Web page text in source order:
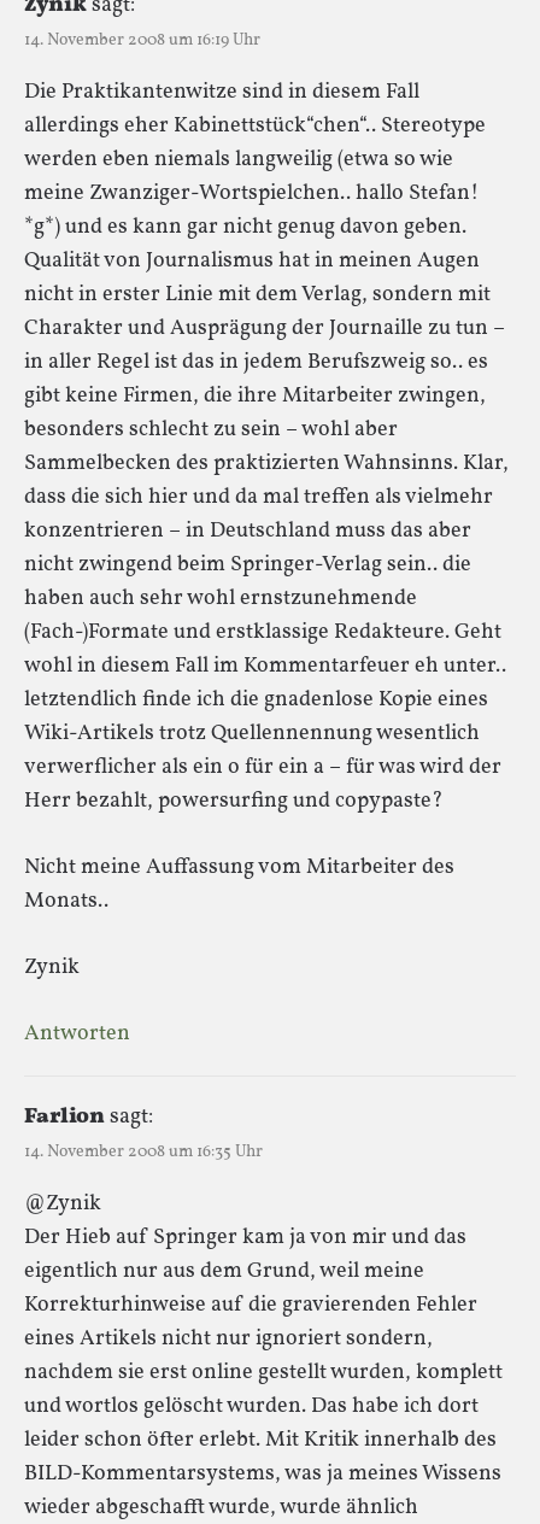
14. November 2008 um 16:19 Uhr
Die Praktikantenwitze sind in diesem Fall
allerdings eher Kabinettstück“chen“.. Stereotype
werden eben niemals langweilig (etwa so wie
meine Zwanziger-Wortspielchen.. hallo Stefan!
*g*) und es kann gar nicht genug davon geben.
Qualität von Journalismus hat in meinen Augen
nicht in erster Linie mit dem Verlag, sondern mit
Charakter und Ausprägung der Journaille zu tun –
in aller Regel ist das in jedem Berufszweig so.. es
gibt keine Firmen, die ihre Mitarbeiter zwingen,
besonders schlecht zu sein – wohl aber
Sammelbecken des praktizierten Wahnsinns. Klar,
dass die sich hier und da mal treffen als vielmehr
konzentrieren – in Deutschland muss das aber
nicht zwingend beim Springer-Verlag sein.. die
haben auch sehr wohl ernstzunehmende
(Fach-)Formate und erstklassige Redakteure. Geht
wohl in diesem Fall im Kommentarfeuer eh unter..
letztendlich finde ich die gnadenlose Kopie eines
Wiki-Artikels trotz Quellennennung wesentlich
verwerflicher als ein o für ein a – für was wird der
Herr bezahlt, powersurfing und copypaste?
Nicht meine Auffassung vom Mitarbeiter des
Monats..
Zynik
Antworten
Farlionsagt:
14. November 2008 um 16:35 Uhr
@Zynik
Der Hieb auf Springer kam ja von mir und das
eigentlich nur aus dem Grund, weil meine
Korrekturhinweise auf die gravierenden Fehler
eines Artikels nicht nur ignoriert sondern,
nachdem sie erst online gestellt wurden, komplett
und wortlos gelöscht wurden. Das habe ich dort
leider schon öfter erlebt. Mit Kritik innerhalb des
BILD-Kommentarsystems, was ja meines Wissens
wieder abgeschafft wurde, wurde ähnlich